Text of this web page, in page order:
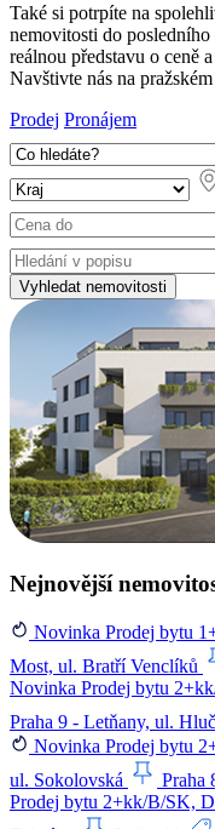
Také si potrpíte na
nemovitosti do
reálnou představu o ceně
Navštivte nás na
Prodej Pronájem
Vyhledat nemovitosti
Nejnovější
Novinka Prodej bytu
Most, ul. Bratří Venclíků
Novinka Prodej bytu
Praha 9 - Letňany, ul.
Novinka Prodej bytu
ul. Sokolovská
Praha
Prodej bytu 2+kk/B/SK,